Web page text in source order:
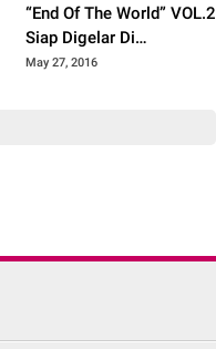
“End Of The World” VOL.2
Siap Digelar Di
Purwokerto
May 27, 2016